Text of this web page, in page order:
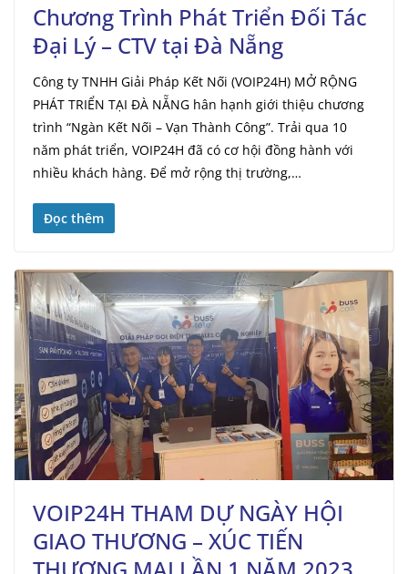
Chương Trình Phát Triển Đối Tác
Đại Lý – CTV tại Đà Nẵng
Công ty TNHH Giải Pháp Kết Nối (VOIP24H) MỞ RỘNG
PHÁT TRIỂN TẠI ĐÀ NẴNG hân hạnh giới thiệu chương
trình “Ngàn Kết Nối – Vạn Thành Công”. Trải qua 10
năm phát triển, VOIP24H đã có cơ hội đồng hành với
nhiều khách hàng. Để mở rộng thị trường,…
Đọc thêm
VOIP24H THAM DỰ NGÀY HỘI
GIAO THƯƠNG – XÚC TIẾN